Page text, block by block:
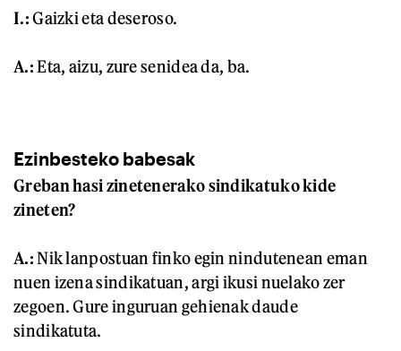
I.:Gaizki eta deseroso.
A.:Eta, aizu, zure senidea da, ba.
Ezinbesteko babesak
Greban hasi zinetenerako sindikatuko kide
zineten?
A.:Nik lanpostuan finko egin nindutenean eman
nuen izena sindikatuan, argi ikusi nuelako zer
zegoen. Gure inguruan gehienak daude
sindikatuta.